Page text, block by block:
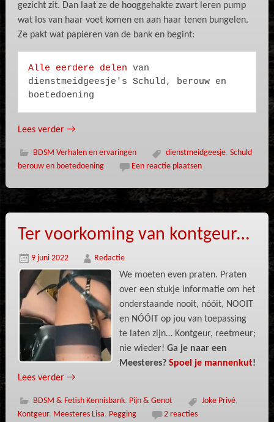
gezicht zit. Dan laat ze de hooggehakte zwart leren pump
wat los van haar voet komen en aan haar tenen bungelen.
Ze pakt wat papieren van de bank en begint:
Alle eerdere delen van
dienstmeidgeesje's Schuld, berouw en
boetedoening
Lees verder →
BDSM Verhalen en ervaringen dienstmeidgeesje, Schuld
berouw en boetedoening
Een reactie plaatsen
Ter voorkoming van kontgeur…
9 juni 2022 Redactie
We moeten even praten. Praten
over een stukje informatie om het
onderstaande nooit, nóóit, NOOIT
en NÓÓIT op jou van toepassing
te laten zijn… Kontgeur, reetmeur;
nie wieder! Ga je naar een
Meesteres? Spoel je mannenkut!
Lees verder →
BDSM & Fetish Kennisbank, Pijn & Genot Joke Privé,
Kontgeur, Meesteres Lisa, Pegging 2 reacties